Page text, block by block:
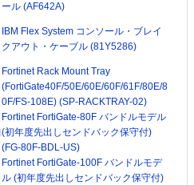
ール (AF642A)
IBM Flex System コンソール・ブレイ
クアウト・ケーブル (81Y5286)
Fortinet Rack Mount Tray
(FortiGate40F/50E/60E/60F/61F/80E/8
0F/FS-108E) (SP-RACKTRAY-02)
Fortinet FortiGate-80F バンドルモデル
(初年度先出しセンドバック保守付)
(FG-80F-BDL-US)
Fortinet FortiGate-100F バンドルモデ
ル (初年度先出しセンドバック保守付)